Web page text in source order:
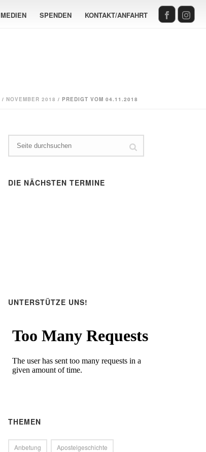
MEDIEN SPENDEN KONTAKT/ANFAHRT
/ NOVEMBER 2018 / PREDIGT VOM 04.11.2018
DIE NÄCHSTEN TERMINE
UNTERSTÜTZE UNS!
THEMEN
Anbetung Apostelgeschichte